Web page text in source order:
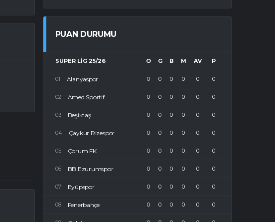
PUAN DURUMU
SUPER LIG 25/26 O G B M AV P
Alanyaspor 0 0 0 0 0 0
Amed Sportif 0 0 0 0 0 0
Beşiktaş 0 0 0 0 0 0
Çaykur Rizespor 0 0 0 0 0 0
Çorum FK 0 0 0 0 0 0
BB Ezurumspor 0 0 0 0 0 0
Eyüpspor 0 0 0 0 0 0
Fenerbahçe 0 0 0 0 0 0